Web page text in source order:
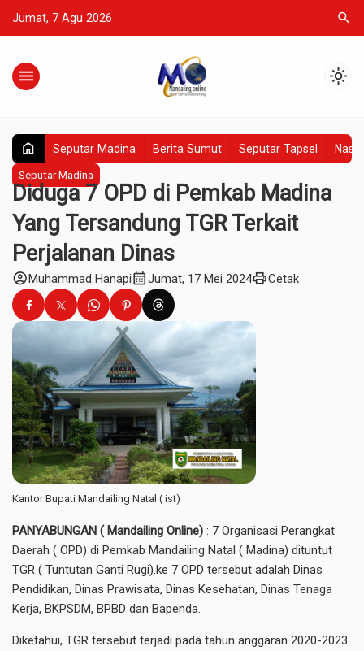
Jumat, 7 Agu 2026 search
menu light_mode
home Seputar Madina Berita Sumut Seputar Tapsel
Seputar Madina
Diduga 7 OPD di Pemkab Madina
Yang Tersandung TGR Terkait
Perjalanan Dinas
account_circleMuhammad Hanapicalendar_monthJumat, 17 Mei 2024printCetak
Kantor Bupati Mandailing Natal ( ist)
PANYABUNGAN ( Mandailing Online) : 7 Organisasi Perangkat
Daerah ( OPD) di Pemkab Mandailing Natal ( Madina) dituntut
TGR ( Tuntutan Ganti Rugi).ke 7 OPD tersebut adalah Dinas
Pendidikan, Dinas Prawisata, Dinas Kesehatan, Dinas Tenaga
Kerja, BKPSDM, BPBD dan Bapenda.
Diketahui, TGR tersebut terjadi pada tahun anggaran 2020-2023.